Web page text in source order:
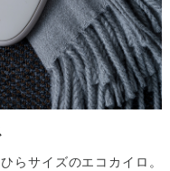
らサイズのエコカイロ。